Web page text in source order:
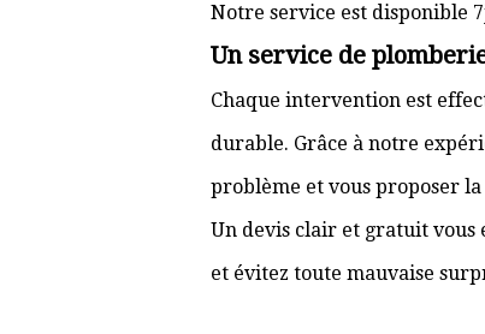
Notre service est disponible
Un service de
Chaque intervention est
durable. Grâce à notre
problème et vous proposer
Un devis clair et gratuit vous
et évitez toute mauvaise